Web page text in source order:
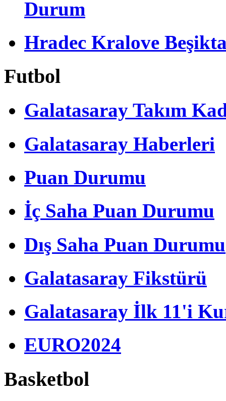
Durum
Hradec Kralove
Futbol
Galatasaray Takım
Galatasaray Haberleri
Puan Durumu
İç Saha Puan Durumu
Dış Saha Puan Durumu
Galatasaray Fikstürü
Galatasaray İlk 11'i
EURO2024
Basketbol